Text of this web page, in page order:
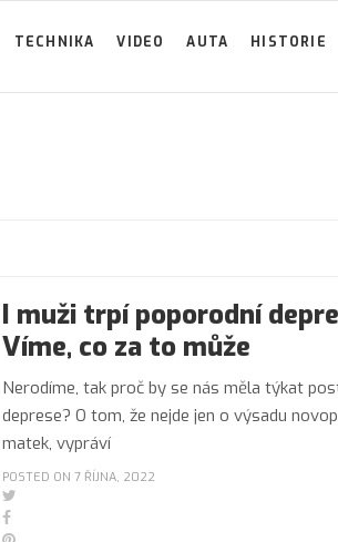
TECHNIKA VIDEO AUTA HISTORIE
I muži trpí poporodní
Víme, co za to může
Nerodíme, tak proč by se nás měla týkat
deprese? O tom, že nejde jen o výsadu
matek, vypráví
POSTED ON 7 ŘÍJNA, 2022